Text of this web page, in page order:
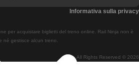
Da Lisbon A Braga
Da Braga A Lisbona All Rights Reserved © 2026
per acquistare biglietti del treno online. Rail Ninja non è
né gestisce alcun treno.
Informativa sulla privacy